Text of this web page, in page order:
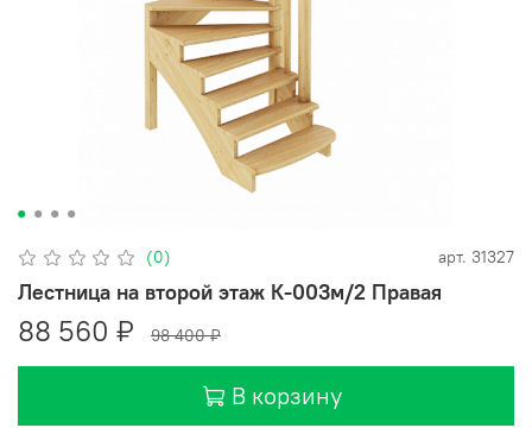
(0) арт. 31327
Лестница на второй этаж К-003м/2 Правая
88 560 ₽ 98 400 ₽
В корзину